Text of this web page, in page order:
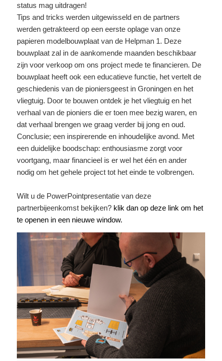
status mag uitdragen!
Tips and tricks werden uitgewisseld en de partners
werden getrakteerd op een eerste oplage van onze
papieren modelbouwplaat van de Helpman 1. Deze
bouwplaat zal in de aankomende maanden beschikbaar
zijn voor verkoop om ons project mede te financieren. De
bouwplaat heeft ook een educatieve functie, het vertelt de
geschiedenis van de pioniersgeest in Groningen en het
vliegtuig. Door te bouwen ontdek je het vliegtuig en het
verhaal van de pioniers die er toen mee bezig waren, en
dat verhaal brengen we graag verder bij jong en oud.
Conclusie; een inspirerende en inhoudelijke avond. Met
een duidelijke boodschap: enthousiasme zorgt voor
voortgang, maar financieel is er wel het één en ander
nodig om het gehele project tot het einde te volbrengen.
Wilt u de PowerPointpresentatie van deze
partnerbijeenkomst bekijken? klik dan op deze link om het
te openen in een nieuwe window.